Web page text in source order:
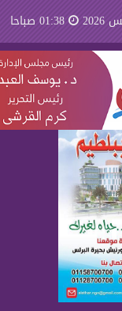
01:38 صباحا